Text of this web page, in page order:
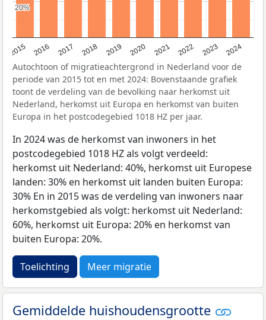
2015 2016 2017 2018 2019 2020 2021 2022 2023 2024
20%
20%
Autochtoon of migratieachtergrond in Nederland voor de
periode van 2015 tot en met 2024: Bovenstaande grafiek
toont de verdeling van de bevolking naar herkomst uit
Nederland, herkomst uit Europa en herkomst van buiten
Europa in het postcodegebied 1018 HZ per jaar.
In 2024 was de herkomst van inwoners in het
postcodegebied 1018 HZ als volgt verdeeld:
herkomst uit Nederland: 40%, herkomst uit Europese
landen: 30% en herkomst uit landen buiten Europa:
30% En in 2015 was de verdeling van inwoners naar
herkomstgebied als volgt: herkomst uit Nederland:
60%, herkomst uit Europa: 20% en herkomst van
buiten Europa: 20%.
Toelichting Meer migratie
Gemiddelde huishoudensgrootte